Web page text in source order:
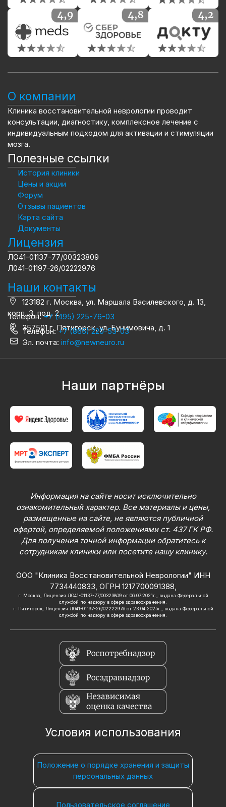
О компании
Клиника восстановительной неврологии проводит
консультации, диагностику, комплексное лечение с
индивидуальным подходом для активации и стимуляции
мозга.
Полезные ссылки
История клиники
Цены и акции
Форум
Отзывы пациентов
Карта сайта
Документы
Лицензия
ЛО41-01137-77/00323809
Л041-01197-26/02222976
Наши контакты
123182 г. Москва, ул. Маршала Василевского, д. 13,
корп. 3, под. 2
Телефон:+7 (495) 225-76-03
357501 г. Пятигорск, ул. Бунимовича, д. 1
Телефон:+7 (865) 220-53-03
Эл. почта: info@newneuro.ru
Наши партнёры
Информация на сайте носит исключительно
ознакомительный характер. Все материалы и цены,
размещенные на сайте, не являются публичной
офертой, определяемой положениями ст. 437 ГК РФ.
Для получения точной информации обратитесь к
сотрудникам клиники или посетите нашу клинику.
ООО "Клиника Восстановительной Неврологии" ИНН
7734440833, ОГРН 1217700091388,
г. Москва, Лицензия ЛО41-01137-77/00323809 от 06.07.2021г., выдана Федеральной
службой по надзору в сфере здравоохранения.
г. Пятигорск, Лицензия Л041-01197-26/02222976 от 23.04.2025г., выдана Федеральной
службой по надзору в сфере здравоохранения.
Условия использования
Положение о порядке хранения и защиты
персональных данных
Пользовательское соглашение